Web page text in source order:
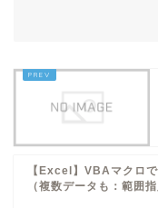
【Excel】VBAマクロ
（複数データも：範囲